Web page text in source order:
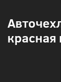
красная